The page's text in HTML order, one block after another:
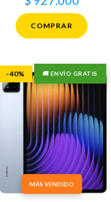
COMPRAR
MÁS VENDIDO
🚚 ENVÍO GRATIS
-40%